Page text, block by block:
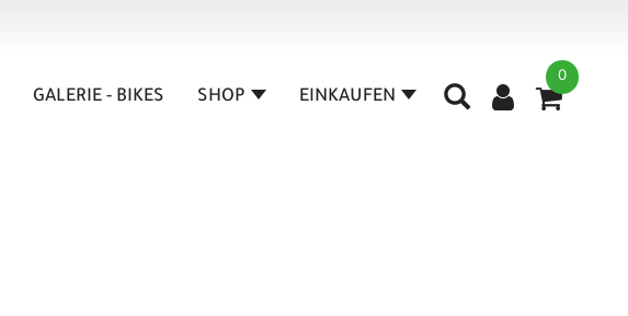
0
GALERIE - BIKES SHOP EINKAUFEN